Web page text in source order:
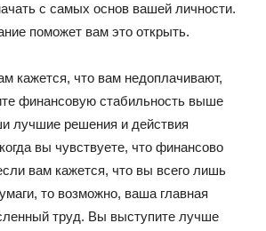
с самых основ вашей личности.
поможет вам это открыть.
кажется, что вам недоплачивают,
финансовую стабильность выше
лучшие решения и действия
вы чувствуете, что финансово
вам кажется, что вы всего лишь
то возможно, ваша главная
труд. Вы выступите лучше